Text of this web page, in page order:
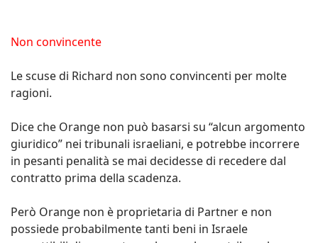
Non convincente
Le scuse di Richard non sono convincenti per molte
ragioni.
Dice che Orange non può basarsi su “alcun argomento
giuridico” nei tribunali israeliani, e potrebbe incorrere
in pesanti penalità se mai decidesse di recedere dal
contratto prima della scadenza.
Però Orange non è proprietaria di Partner e non
possiede probabilmente tanti beni in Israele